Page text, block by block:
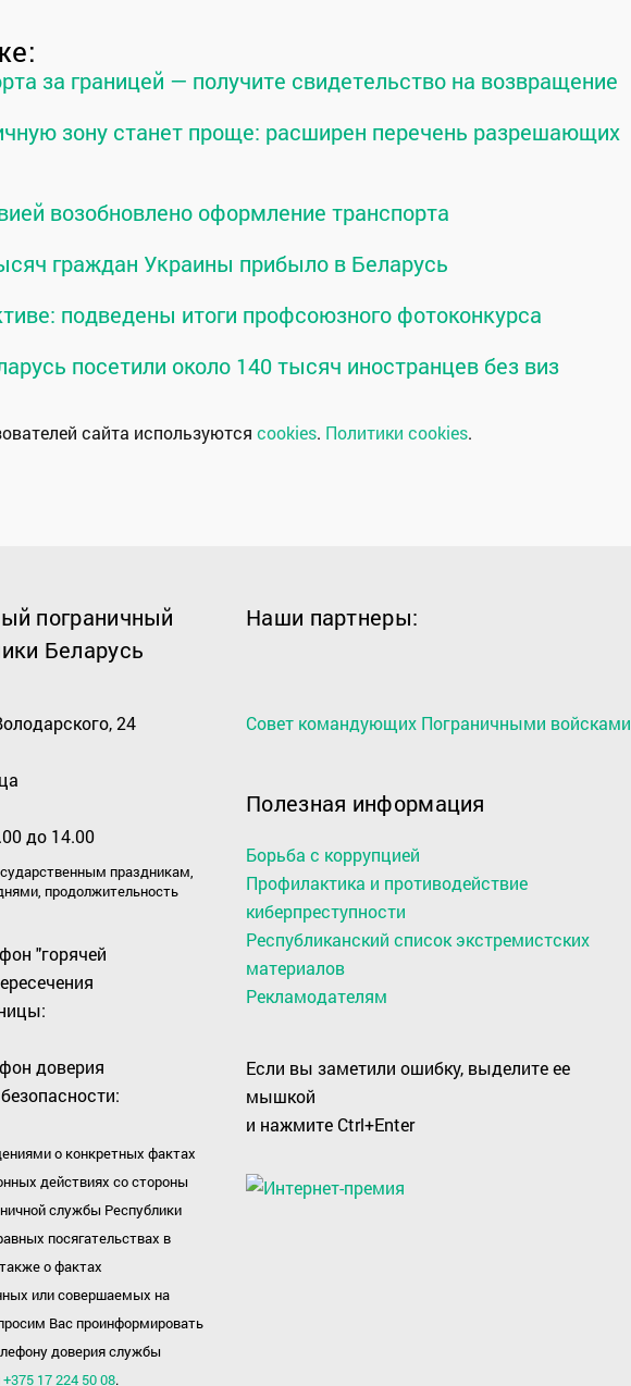
за границей — получите свидетельство на возвращение
зону станет проще: расширен перечень разрешающих
возобновлено оформление транспорта
граждан Украины прибыло в Беларусь
подведены итоги профсоюзного фотоконкурса
посетили около 140 тысяч иностранцев без виз
сайта используются cookies. Политики cookies.
пограничный
Беларусь
24
до 14.00
праздникам,
продолжительность
"горячей
доверия
о конкретных фактах
действиях со стороны
службы Республики
посягательствах в
о фактах
или совершаемых на
Вас проинформировать
доверия службы
+375 17 224 50 08.
Наши партнеры:
Совет командующих Пограничными войсками
Полезная информация
Борьба с коррупцией
Профилактика и противодействие
киберпреступности
Республиканский список экстремистских
материалов
Рекламодателям
Если вы заметили ошибку, выделите ее
мышкой
и нажмите Ctrl+Enter